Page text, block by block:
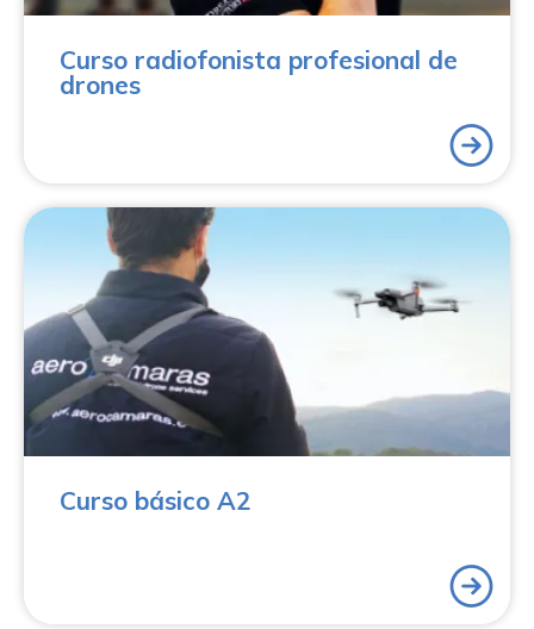
Curso radiofonista profesional de
drones
Curso básico A2
Adquiere el certificado necesario para volar drones en
el nivel 2 de formación de AESA con el Curso Básico
Profesional de Piloto de Drones (A2) de Aerocamaras.
Consigue el título oficial que te permitirá volar drones
en categoría abierta (A2) en todo el territorio europeo.
Este título te permite obtener el certificado oficial
expedido por la Agencia Estatal de Seguridad Aérea
(AESA).